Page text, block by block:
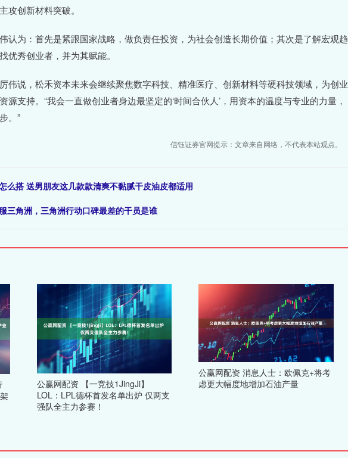
攻创新材料突破。
认为：首先是紧跟国家战略，做负责任投资，为社会创造长期价值；其次是了解宏观趋
优秀创业者，并为其赋能。
伟说，松禾资本未来会继续聚焦数字科技、精准医疗、创新材料等硬科技领域，为创业
支持。“我会一直做创业者身边最坚定的‘时间合伙人’，用资本的温度与专业的力量，
。”
信钰证券官网提示：文章来自网络，不代表本站观点。
么搭 送男朋友这几款款清爽不黏腻干皮油皮都适用
三角洲，三角洲行动口碑最差的干员是谁
公赢网配资 【一竞技1JingJi】
LOL：LPL德杯首发名单出炉 仅两支
强队全主力参赛！
公赢网配资 消息人士：欧佩克+将考
虑更大幅度地增加石油产量